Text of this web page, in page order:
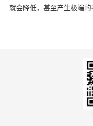
就会降低，甚至产生极端的